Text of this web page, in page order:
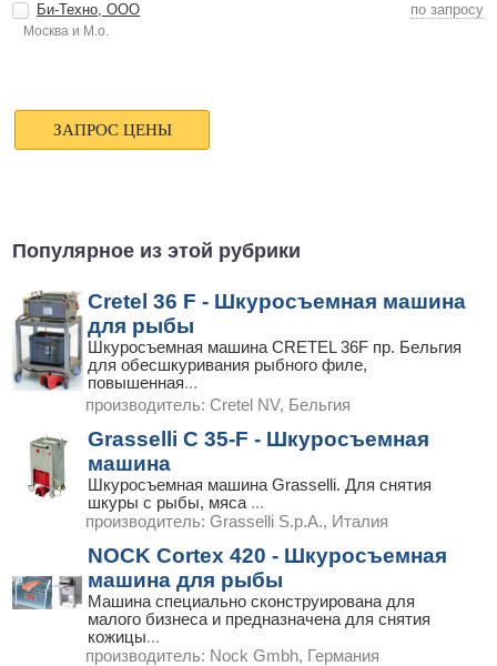
Би-Техно, ООО по запросу
Москва и М.о.
Популярное из этой рубрики
Cretel 36 F - Шкуросъемная машина
для рыбы
Шкуросъемная машина СRETEL 36F пр. Бельгия
для обесшкуривания рыбного филе,
повышенная...
производитель: Cretel NV, Бельгия
Grasselli С 35-F - Шкуросъемная
машина
Шкуросъемная машина Grasselli. Для снятия
шкуры с рыбы, мяса ...
производитель: Grasselli S.p.A., Италия
NOCK Cortex 420 - Шкуросъемная
машина для рыбы
Машина специально сконструирована для
малого бизнеса и предназначена для снятия
кожицы...
производитель: Nock Gmbh, Германия